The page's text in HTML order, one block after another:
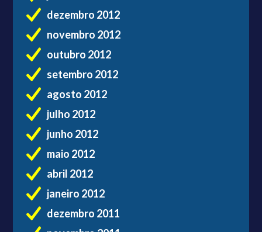
dezembro 2012
novembro 2012
outubro 2012
setembro 2012
agosto 2012
julho 2012
junho 2012
maio 2012
abril 2012
janeiro 2012
dezembro 2011